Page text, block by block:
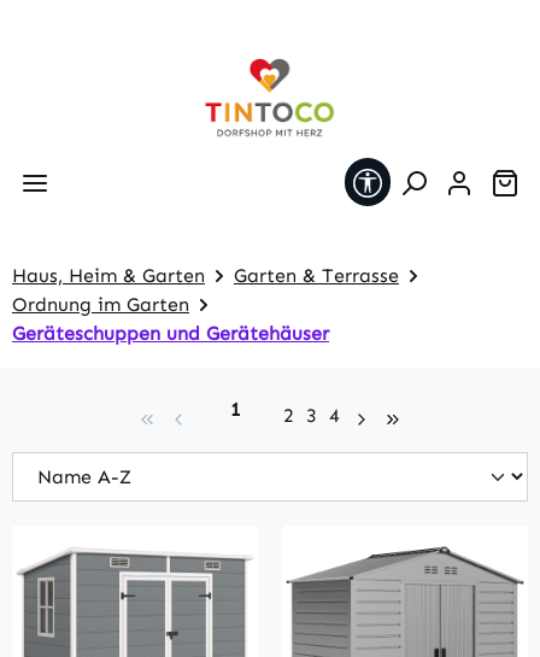
Werkzeugleiste
Haus, Heim & Garten
Garten & Terrasse
Ordnung im Garten
Geräteschuppen und Gerätehäuser
Seite
1 Seite
2 Seite
3 Seite
4